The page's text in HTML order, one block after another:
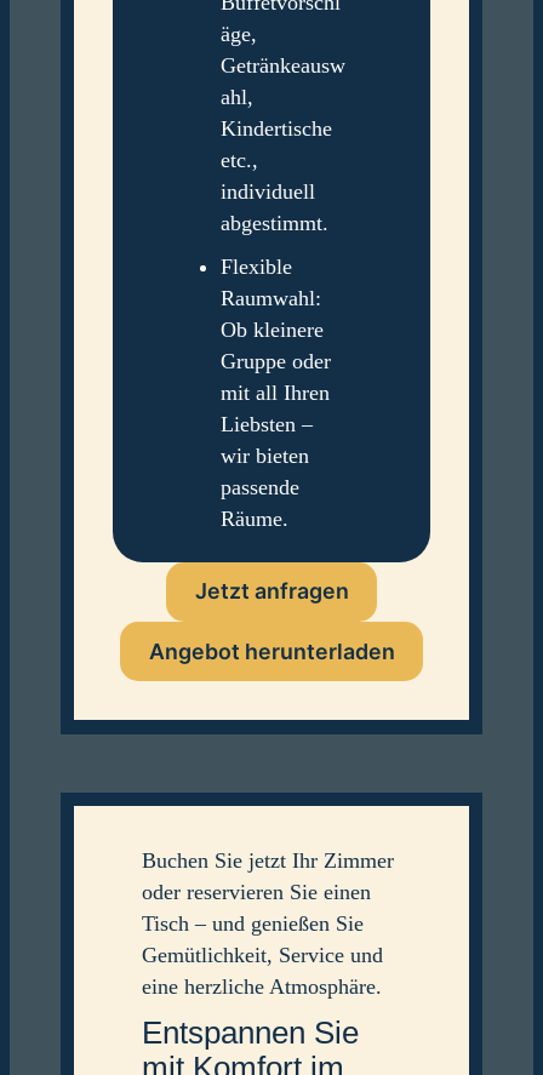
äge,
Getränkeausw
ahl,
Kindertische
etc.,
individuell
abgestimmt.
Flexible
Raumwahl:
Ob kleinere
Gruppe oder
mit all Ihren
Liebsten –
wir bieten
passende
Räume.
Jetzt anfragen
Angebot herunterladen
Buchen Sie jetzt Ihr Zimmer
oder reservieren Sie einen
Tisch – und genießen Sie
Gemütlichkeit, Service und
eine herzliche Atmosphäre.
Entspannen Sie
mit Komfort im